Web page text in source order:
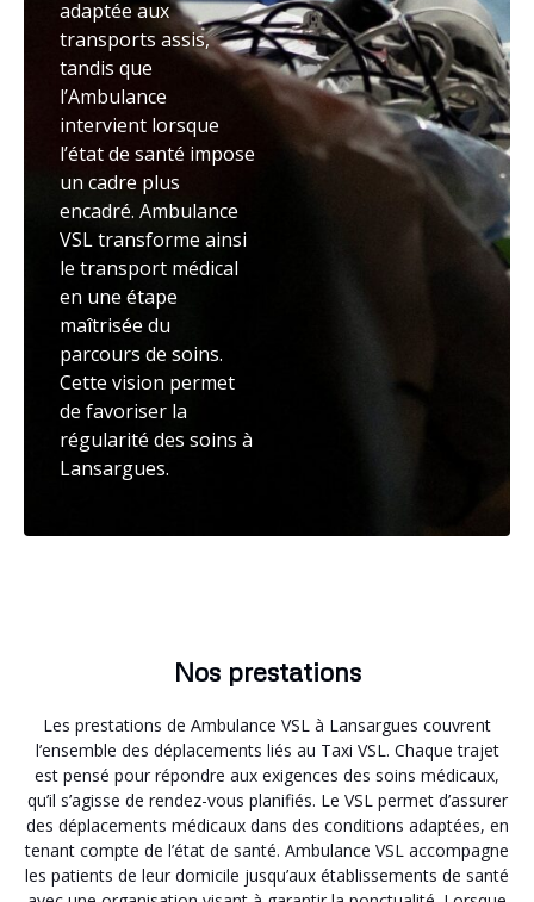
adaptée aux
transports assis,
tandis que
l’Ambulance
intervient lorsque
l’état de santé impose
un cadre plus
encadré. Ambulance
VSL transforme ainsi
le transport médical
en une étape
maîtrisée du
parcours de soins.
Cette vision permet
de favoriser la
régularité des soins à
Lansargues.
Nos prestations
Les prestations de Ambulance VSL à Lansargues couvrent
l’ensemble des déplacements liés au Taxi VSL. Chaque trajet
est pensé pour répondre aux exigences des soins médicaux,
qu’il s’agisse de rendez-vous planifiés. Le VSL permet d’assurer
des déplacements médicaux dans des conditions adaptées, en
tenant compte de l’état de santé. Ambulance VSL accompagne
les patients de leur domicile jusqu’aux établissements de santé